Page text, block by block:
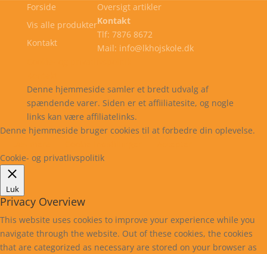
Forside
Vis alle produkter
Kontakt
Oversigt artikler
Kontakt
Tlf: 7876 8672
Mail: info@lkhojskole.dk
Denne hjemmeside samler et bredt udvalg af
spændende varer. Siden er et affiiliatesite, og nogle
links kan være affiliatelinks.
Denne hjemmeside bruger cookies til at forbedre din oplevelse.
Cookie- og privatlivspolitik
Luk
Privacy Overview
This website uses cookies to improve your experience while you
navigate through the website. Out of these cookies, the cookies
that are categorized as necessary are stored on your browser as